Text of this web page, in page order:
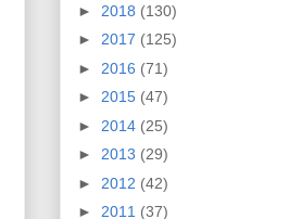
► 2018 (130)
► 2017 (125)
► 2016 (71)
► 2015 (47)
► 2014 (25)
► 2013 (29)
► 2012 (42)
► 2011 (37)